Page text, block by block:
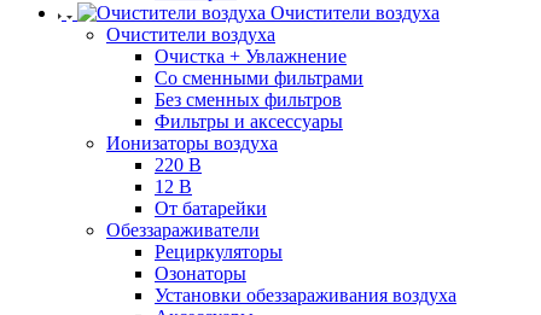
Очистители воздуха
Очистители воздуха
Очистка + Увлажнение
Cо сменными фильтрами
Без сменных фильтров
Фильтры и аксессуары
Ионизаторы воздуха
220 В
12 В
От батарейки
Обеззараживатели
Рециркуляторы
Озонаторы
Установки обеззараживания воздуха